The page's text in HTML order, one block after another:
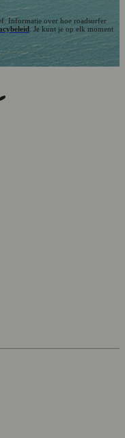
Informatie over hoe roadsurfer
. Je kunt je op elk moment